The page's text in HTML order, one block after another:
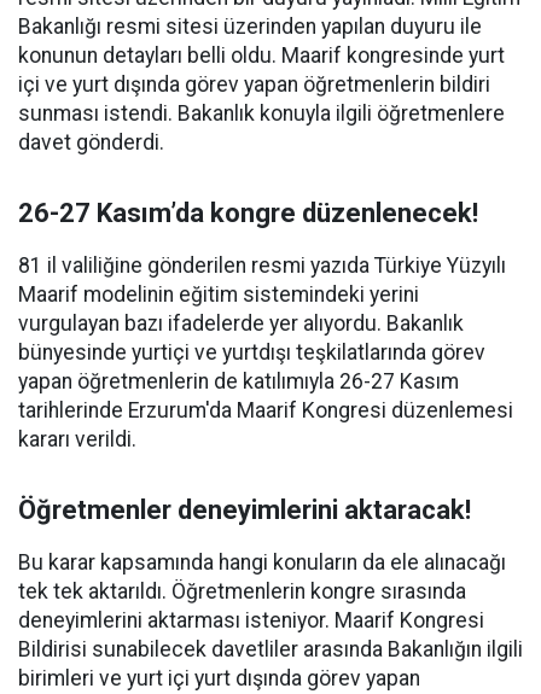
Bakanlığı resmi sitesi üzerinden yapılan duyuru ile
konunun detayları belli oldu. Maarif kongresinde yurt
içi ve yurt dışında görev yapan öğretmenlerin bildiri
sunması istendi. Bakanlık konuyla ilgili öğretmenlere
davet gönderdi.
26-27 Kasım’da kongre düzenlenecek!
81 il valiliğine gönderilen resmi yazıda Türkiye Yüzyılı
Maarif modelinin eğitim sistemindeki yerini
vurgulayan bazı ifadelerde yer alıyordu. Bakanlık
bünyesinde yurtiçi ve yurtdışı teşkilatlarında görev
yapan öğretmenlerin de katılımıyla 26-27 Kasım
tarihlerinde Erzurum'da Maarif Kongresi düzenlemesi
kararı verildi.
Öğretmenler deneyimlerini aktaracak!
Bu karar kapsamında hangi konuların da ele alınacağı
tek tek aktarıldı. Öğretmenlerin kongre sırasında
deneyimlerini aktarması isteniyor. Maarif Kongresi
Bildirisi sunabilecek davetliler arasında Bakanlığın ilgili
birimleri ve yurt içi yurt dışında görev yapan